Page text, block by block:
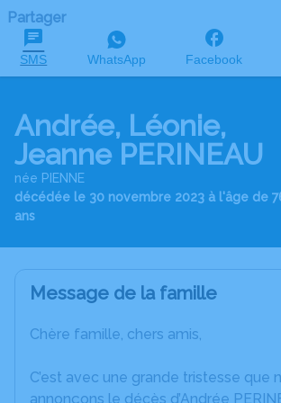
Partager
SMS WhatsApp Facebook
Andrée, Léonie,
Jeanne PERINEAU
née PIENNE
décédée le 30 novembre 2023 à l'âge de
ans
Message de la famille
Chère famille, chers amis,
C’est avec une grande tristesse que
annonçons le décès d’Andrée